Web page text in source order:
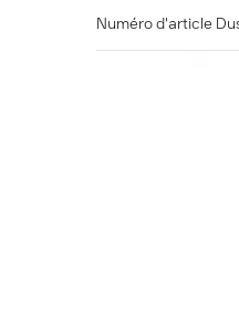
Numéro d'article